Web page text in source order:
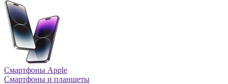
Смартфоны Apple
Смартфоны и планшеты